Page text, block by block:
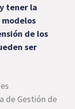
tener la
de los
ser
de Gestión de